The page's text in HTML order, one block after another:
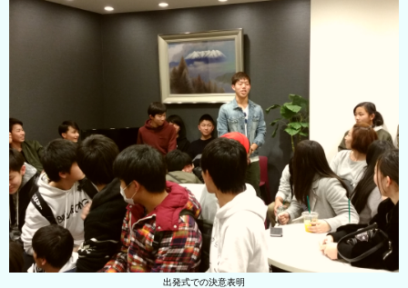
出発式での決意表明